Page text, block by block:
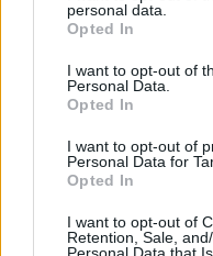
grant or deny consent to
use your data for below
consent section.
personal data.
Opted In
I want to opt-out of
Personal Data.
Opted In
I want to opt-out of
Personal Data for
Opted In
I want to opt-out of
Retention, Sale,
Personal Data that
Az
PCW.lite